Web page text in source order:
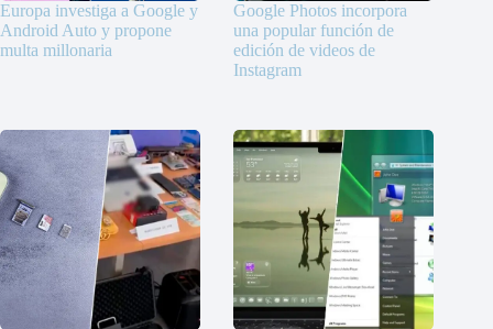
Europa investiga a Google y
Android Auto y propone
multa millonaria
Google Photos incorpora
una popular función de
edición de videos de
Instagram